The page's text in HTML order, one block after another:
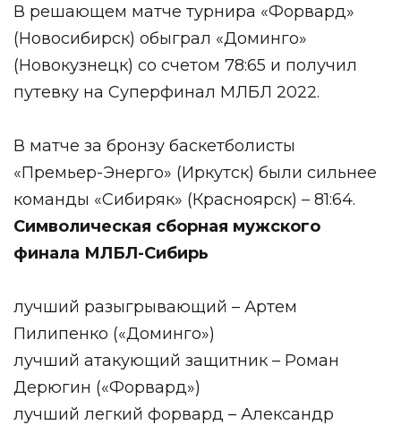
В решающем матче турнира «Форвард»
(Новосибирск) обыграл «Доминго»
(Новокузнецк) со счетом 78:65 и получил
путевку на Суперфинал МЛБЛ 2022.
В матче за бронзу баскетболисты
«Премьер-Энерго» (Иркутск) были сильнее
команды «Сибиряк» (Красноярск) – 81:64.
Символическая сборная мужского
финала МЛБЛ-Сибирь
лучший разыгрывающий – Артем
Пилипенко («Доминго»)
лучший атакующий защитник – Роман
Дерюгин («Форвард»)
лучший легкий форвард – Александр